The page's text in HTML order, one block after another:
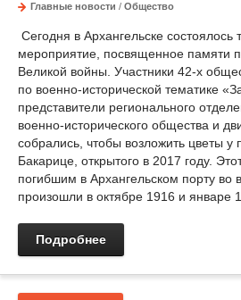
Главные новости / Общество
Сегодня в Архангельске состоялось
мероприятие, посвященное памяти
Великой войны. Участники 42-х
по военно-исторической тематике
представители регионального
военно-исторического общества и
собрались, чтобы возложить цветы у
Бакарице, открытого в 2017 году.
погибшим в Архангельском порту во
произошли в октябре 1916 и январе
Подробнее